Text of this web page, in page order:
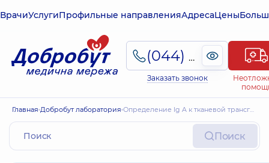
ВрачиУслугиПрофильные направленияАдресаЦены
(044) 495-2-888
Заказать звонок
Главная Добробут лаборатория Определение Ig A к тканевой трансглутаминазе
Поиск